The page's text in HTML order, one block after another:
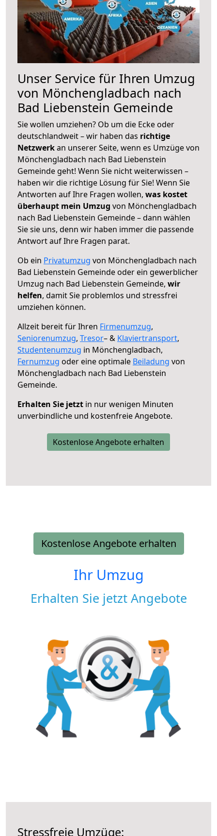
Unser Service für Ihren Umzug
von Mönchengladbach nach
Bad Liebenstein Gemeinde
Sie wollen umziehen? Ob um die Ecke oder
deutschlandweit – wir haben das richtige
Netzwerkan unserer Seite, wenn es Umzüge von
Mönchengladbach nach Bad Liebenstein
Gemeinde geht! Wenn Sie nicht weiterwissen –
haben wir die richtige Lösung für Sie! Wenn Sie
Antworten auf Ihre Fragen wollen, was kostet
überhaupt mein Umzug von Mönchengladbach
nach Bad Liebenstein Gemeinde – dann wählen
Sie sie uns, denn wir haben immer die passende
Antwort auf Ihre Fragen parat.
Ob ein Privatumzug von Mönchengladbach nach
Bad Liebenstein Gemeinde oder ein gewerblicher
Umzug nach Bad Liebenstein Gemeinde, wir
helfen, damit Sie problemlos und stressfrei
umziehen können.
Allzeit bereit für Ihren Firmenumzug,
Seniorenumzug, Tresor– & Klaviertransport,
Studentenumzug in Mönchengladbach,
Fernumzug oder eine optimale Beiladung von
Mönchengladbach nach Bad Liebenstein
Gemeinde.
Erhalten Sie jetzt in nur wenigen Minuten
unverbindliche und kostenfreie Angebote.
Kostenlose Angebote erhalten
Kostenlose Angebote erhalten
Ihr Umzug
Erhalten Sie jetzt Angebote
Stressfreie Umzüge: